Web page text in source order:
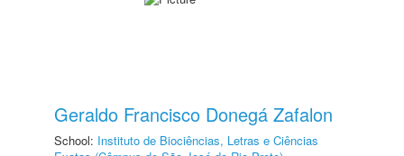
Geraldo Francisco Donegá Zafalon
School: Instituto de Biociências, Letras e Ciências